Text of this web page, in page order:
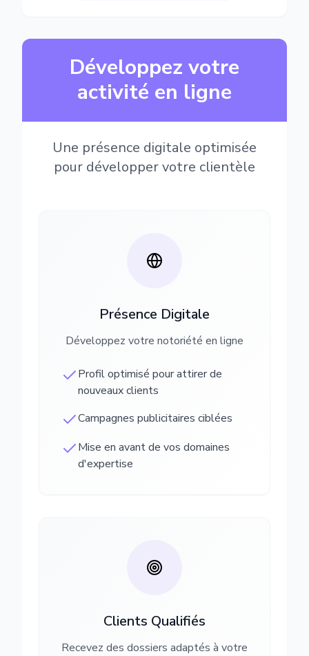
Développez votre
activité en ligne
Une présence digitale optimisée
pour développer votre clientèle
Présence Digitale
Développez votre notoriété en ligne
Profil optimisé pour attirer de
nouveaux clients
Campagnes publicitaires ciblées
Mise en avant de vos domaines
d'expertise
Clients Qualifiés
Recevez des dossiers adaptés à votre